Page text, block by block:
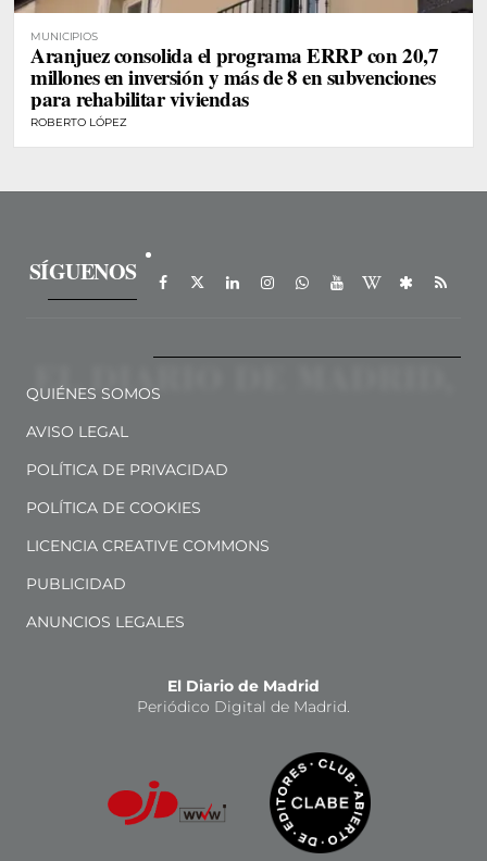
MUNICIPIOS
Aranjuez consolida el programa ERRP con 20,7
millones en inversión y más de 8 en subvenciones
para rehabilitar viviendas
ROBERTO LÓPEZ
SÍGUENOS
QUIÉNES SOMOS
AVISO LEGAL
POLÍTICA DE PRIVACIDAD
POLÍTICA DE COOKIES
LICENCIA CREATIVE COMMONS
PUBLICIDAD
ANUNCIOS LEGALES
El Diario de Madrid
Periódico Digital de Madrid.